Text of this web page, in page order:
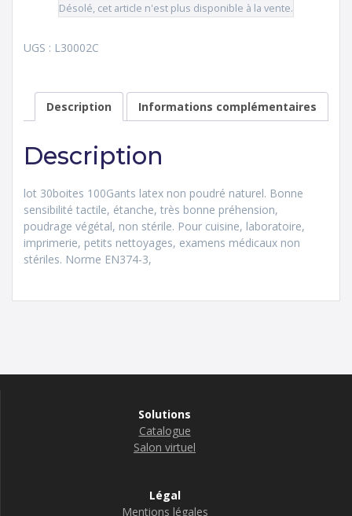
Désolé, cet article n'est plus disponible à la vente.
UGS : L30002C
Description Informations complémentaires
Description
lot 30boites 100Gants latex non poudré naturel. Bonne
sensibilité tactile, étanche, très bonne préhension,
poudrage végétal, non stérile. Pour cuisine, laboratoire,
imprimerie, petits nettoyages, examens médicaux non
stériles. Norme EN374-3,
Solutions
Catalogue
Salon virtuel
Légal
Mentions légales